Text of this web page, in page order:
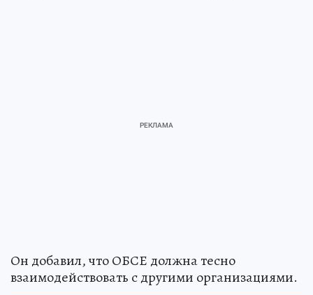
Он добавил, что ОБСЕ должна тесно
взаимодействовать с другими организациями.